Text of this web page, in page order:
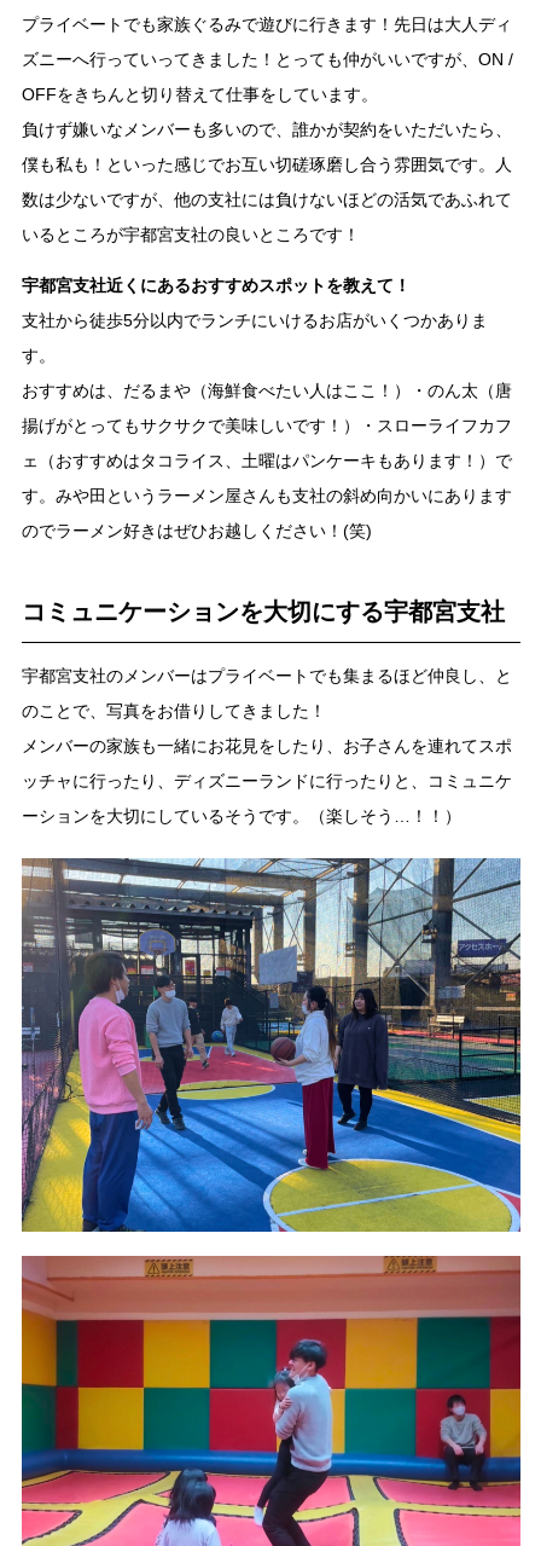
プライベートでも家族ぐるみで遊びに行きます！先日は大人ディ
ズニーへ行っていってきました！とっても仲がいいですが、ON /
OFFをきちんと切り替えて仕事をしています。
負けず嫌いなメンバーも多いので、誰かが契約をいただいたら、
僕も私も！といった感じでお互い切磋琢磨し合う雰囲気です。人
数は少ないですが、他の支社には負けないほどの活気であふれて
いるところが宇都宮支社の良いところです！
宇都宮支社近くにあるおすすめスポットを教えて！
支社から徒歩5分以内でランチにいけるお店がいくつかありま
す。
おすすめは、だるまや（海鮮食べたい人はここ！）・のん太（唐
揚げがとってもサクサクで美味しいです！）・スローライフカフ
ェ（おすすめはタコライス、土曜はパンケーキもあります！）で
す。みや田というラーメン屋さんも支社の斜め向かいにあります
のでラーメン好きはぜひお越しください！(笑)
コミュニケーションを大切にする宇都宮支社
宇都宮支社のメンバーはプライベートでも集まるほど仲良し、と
のことで、写真をお借りしてきました！
メンバーの家族も一緒にお花見をしたり、お子さんを連れてスポ
ッチャに行ったり、ディズニーランドに行ったりと、コミュニケ
ーションを大切にしているそうです。（楽しそう…！！）